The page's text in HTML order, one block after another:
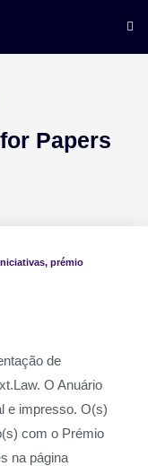
Papers
, prémio
de
O Anuário
e impresso. O(s)
com o Prémio
na página